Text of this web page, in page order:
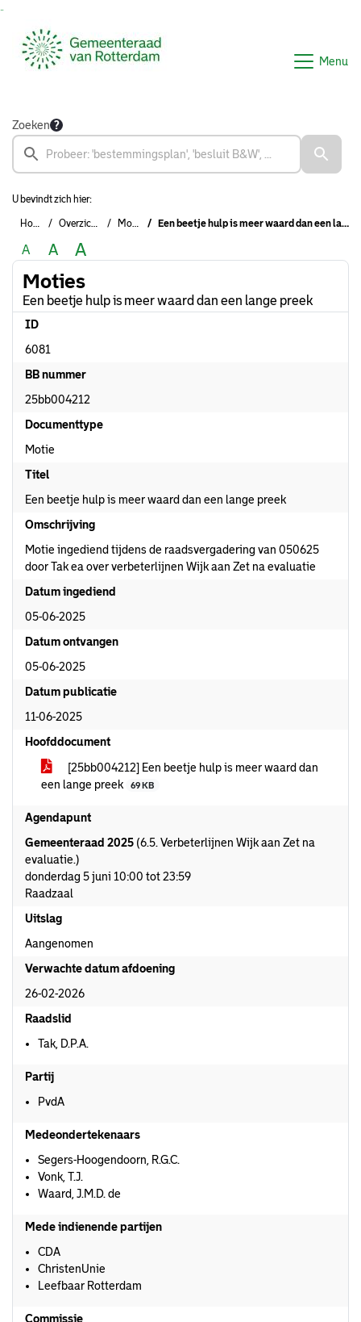
Menu
Zoeken
U bevindt zich hier:
Home Overzichten Moties Een beetje hulp is meer waard dan een lange preek
A A A
Moties
Een beetje hulp is meer waard dan een lange preek
ID
6081
BB nummer
25bb004212
Documenttype
Motie
Titel
Een beetje hulp is meer waard dan een lange preek
Omschrijving
Motie ingediend tijdens de raadsvergadering van 050625
door Tak ea over verbeterlijnen Wijk aan Zet na evaluatie
Datum ingediend
05-06-2025
Datum ontvangen
05-06-2025
Datum publicatie
11-06-2025
Hoofddocument
[25bb004212] Een beetje hulp is meer waard dan
een lange preek
69 KB
Agendapunt
Gemeenteraad 2025 (6.5. Verbeterlijnen Wijk aan Zet na
evaluatie.)
donderdag 5 juni 10:00 tot 23:59
Raadzaal
Uitslag
Aangenomen
Verwachte datum afdoening
26-02-2026
Raadslid
Tak, D.P.A.
Partij
PvdA
Medeondertekenaars
Segers-Hoogendoorn, R.G.C.
Vonk, T.J.
Waard, J.M.D. de
Mede indienende partijen
CDA
ChristenUnie
Leefbaar Rotterdam
Commissie